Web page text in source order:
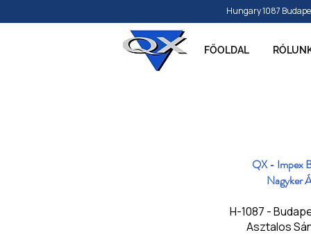
Hungary 1087
FŐOLDAL
QX - Impex
Nagyker
H-1087 -
Asztalos